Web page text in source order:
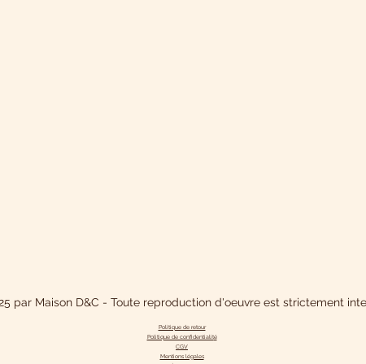
par Maison D&C - Toute reproduction d'oeuvre est strictement
Politique de retour
Politique de confidentialité
CGV
Mentions légales